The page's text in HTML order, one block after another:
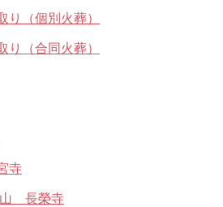
り（個別火葬）
り（合同火葬）
寺
長榮寺